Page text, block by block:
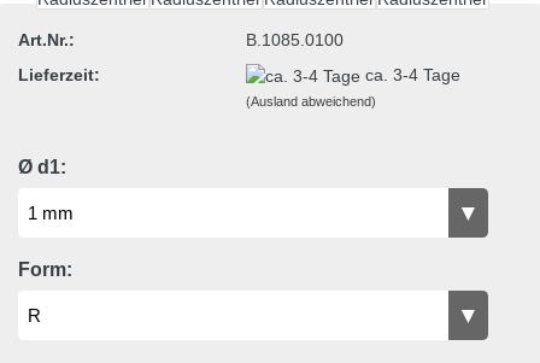
Art.Nr.:
B.1085.0100
Lieferzeit:
ca. 3-4 Tage
(Ausland abweichend)
Ø d1:
Form: